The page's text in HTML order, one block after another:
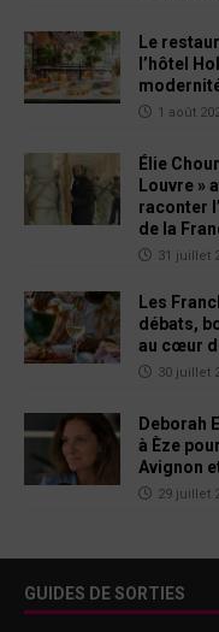
Le
l’hôtel
1 août
Élie
Louvre »
raconter
de la
31 juillet
Les
débats,
au cœur
30 juillet
Deborah
à Èze
Avignon
29 juillet
GUIDES DE SORTIES